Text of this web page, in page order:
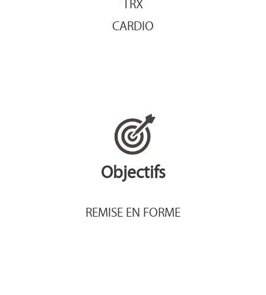
CARDIO
Objectifs
REMISE EN FORME